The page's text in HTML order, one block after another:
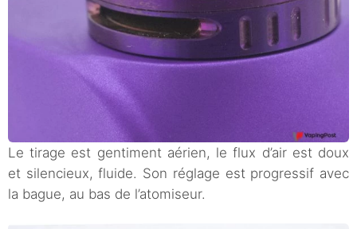
Le tirage est gentiment aérien, le flux d’air est doux
et silencieux, fluide. Son réglage est progressif avec
la bague, au bas de l’atomiseur.